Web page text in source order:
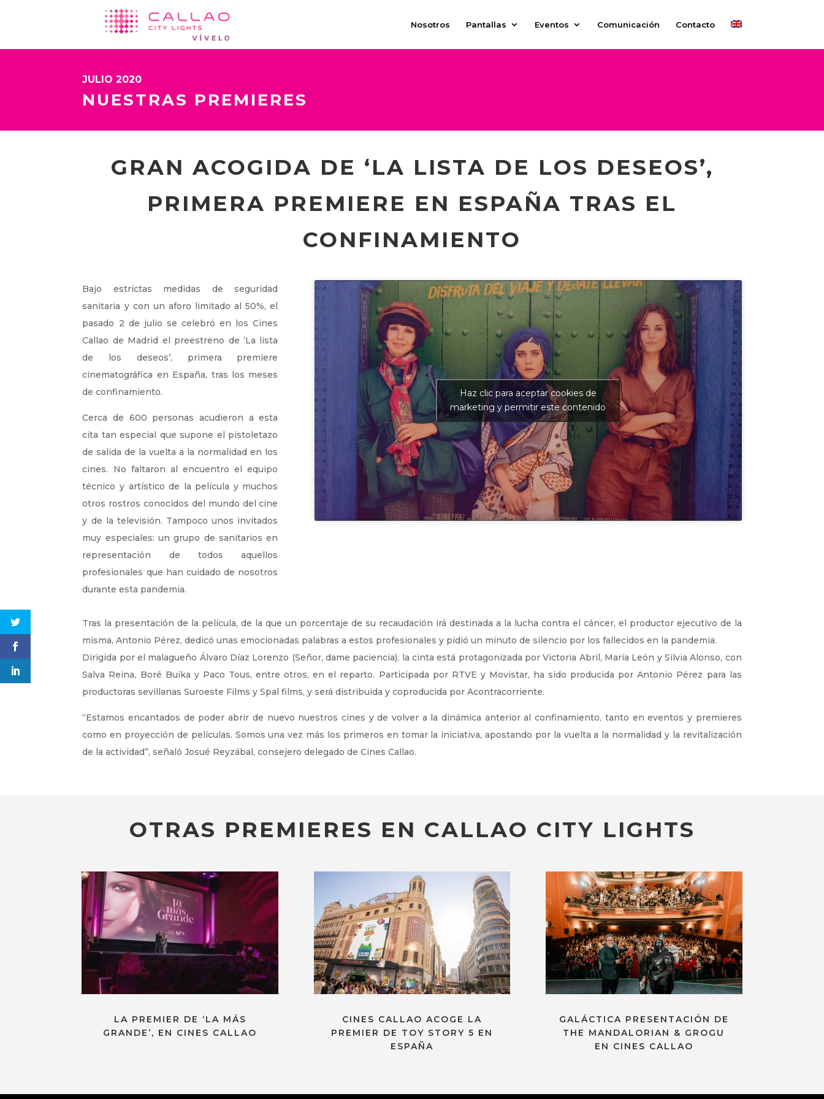
Nosotros Pantallas Eventos Comunicación Contacto
JULIO 2020
NUESTRAS PREMIERES
GRAN ACOGIDA DE ‘LA LISTA DE LOS DESEOS’,
PRIMERA PREMIERE EN ESPAÑA TRAS EL
CONFINAMIENTO
Bajo estrictas medidas de seguridad
sanitaria y con un aforo limitado al 50%, el
pasado 2 de julio se celebró en los Cines
Callao de Madrid el preestreno de ‘La lista
de los deseos’, primera premiere
cinematográfica en España, tras los meses
de confinamiento.
Cerca de 600 personas acudieron a esta
cita tan especial que supone el pistoletazo
de salida de la vuelta a la normalidad en los
cines. No faltaron al encuentro el equipo
técnico y artístico de la película y muchos
otros rostros conocidos del mundo del cine
y de la televisión. Tampoco unos invitados
muy especiales: un grupo de sanitarios en
representación de todos aquellos
profesionales que han cuidado de nosotros
durante esta pandemia.
Haz clic para aceptar cookies de
marketing y permitir este contenido
Tras la presentación de la película, de la que un porcentaje de su recaudación irá destinada a la lucha contra el cáncer, el productor ejecutivo de la
misma, Antonio Pérez, dedicó unas emocionadas palabras a estos profesionales y pidió un minuto de silencio por los fallecidos en la pandemia.
Dirigida por el malagueño Álvaro Díaz Lorenzo (Señor, dame paciencia), la cinta está protagonizada por Victoria Abril, María León y Silvia Alonso, con
Salva Reina, Boré Buika y Paco Tous, entre otros, en el reparto. Participada por RTVE y Movistar, ha sido producida por Antonio Pérez para las
productoras sevillanas Suroeste Films y Spal films, y será distribuida y coproducida por Acontracorriente.
“Estamos encantados de poder abrir de nuevo nuestros cines y de volver a la dinámica anterior al confinamiento, tanto en eventos y premieres
como en proyección de películas. Somos una vez más los primeros en tomar la iniciativa, apostando por la vuelta a la normalidad y la revitalización
de la actividad”, señaló Josué Reyzábal, consejero delegado de Cines Callao.
OTRAS PREMIERES EN CALLAO CITY LIGHTS
LA PREMIER DE ‘LA MÁS
GRANDE’, EN CINES CALLAO
CINES CALLAO ACOGE LA
PREMIER DE TOY STORY 5 EN
ESPAÑA
GALÁCTICA PRESENTACIÓN DE
THE MANDALORIAN & GROGU
EN CINES CALLAO